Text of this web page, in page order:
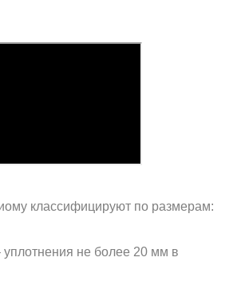
классифицируют по размерам:
не более 20 мм в